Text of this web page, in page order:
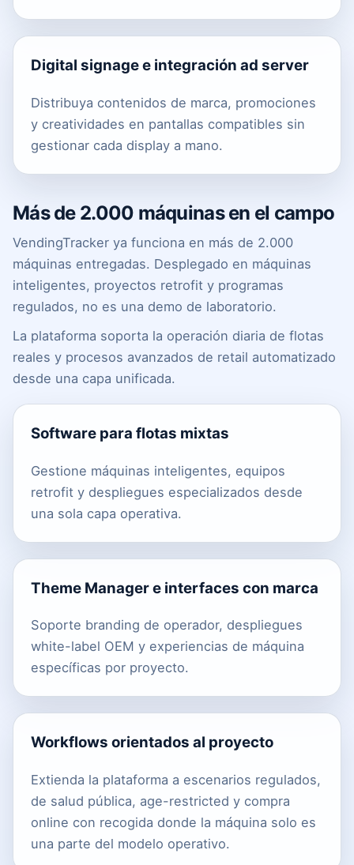
Digital signage e integración ad server
Distribuya contenidos de marca, promociones
y creatividades en pantallas compatibles sin
gestionar cada display a mano.
Más de 2.000 máquinas en el campo
VendingTracker ya funciona en más de 2.000
máquinas entregadas. Desplegado en máquinas
inteligentes, proyectos retrofit y programas
regulados, no es una demo de laboratorio.
La plataforma soporta la operación diaria de flotas
reales y procesos avanzados de retail automatizado
desde una capa unificada.
Software para flotas mixtas
Gestione máquinas inteligentes, equipos
retrofit y despliegues especializados desde
una sola capa operativa.
Theme Manager e interfaces con marca
Soporte branding de operador, despliegues
white-label OEM y experiencias de máquina
específicas por proyecto.
Workflows orientados al proyecto
Extienda la plataforma a escenarios regulados,
de salud pública, age-restricted y compra
online con recogida donde la máquina solo es
una parte del modelo operativo.